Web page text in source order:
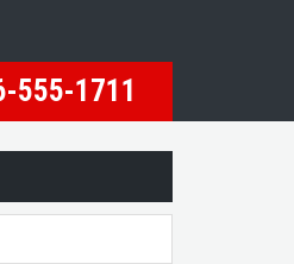
555-1711